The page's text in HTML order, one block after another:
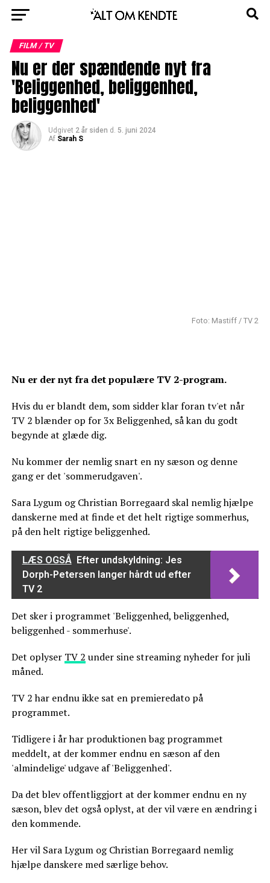
FILM / TV
Nu er der spændende nyt fra
'Beliggenhed, beliggenhed,
beliggenhed'
Udgivet 2 år siden d. 5. juni 2024
Af Sarah S
Foto: Mastiff / TV 2
Nu er der nyt fra det populære TV 2-program.
Hvis du er blandt dem, som sidder klar foran tv'et når
TV 2 blænder op for 3x Beliggenhed, så kan du godt
begynde at glæde dig.
Nu kommer der nemlig snart en ny sæson og denne
gang er det 'sommerudgaven'.
Sara Lygum og Christian Borregaard skal nemlig hjælpe
danskerne med at finde et det helt rigtige sommerhus,
på den helt rigtige beliggenhed.
LÆS OGSÅ Efter undskyldning: Jes
Dorph-Petersen langer hårdt ud efter
TV 2
Det sker i programmet 'Beliggenhed, beliggenhed,
beliggenhed - sommerhuse'.
Det oplyser TV 2 under sine streaming nyheder for juli
måned.
TV 2 har endnu ikke sat en premieredato på
programmet.
Tidligere i år har produktionen bag programmet
meddelt, at der kommer endnu en sæson af den
'almindelige' udgave af 'Beliggenhed'.
Da det blev offentliggjort at der kommer endnu en ny
sæson, blev det også oplyst, at der vil være en ændring i
den kommende.
Her vil Sara Lygum og Christian Borregaard nemlig
hjælpe danskere med særlige behov.